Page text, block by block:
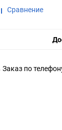
Сравнение
Заказ по